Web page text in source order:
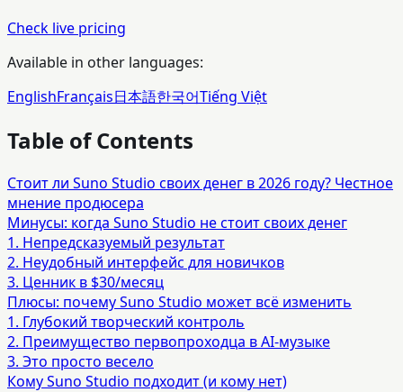
Check live pricing
Available in other languages:
EnglishFrançais日本語한국어Tiếng Việt
Table of Contents
Стоит ли Suno Studio своих денег в 2026 году? Честное
мнение продюсера
Минусы: когда Suno Studio не стоит своих денег
1. Непредсказуемый результат
2. Неудобный интерфейс для новичков
3. Ценник в $30/месяц
Плюсы: почему Suno Studio может всё изменить
1. Глубокий творческий контроль
2. Преимущество первопроходца в AI‑музыке
3. Это просто весело
Кому Suno Studio подходит (и кому нет)